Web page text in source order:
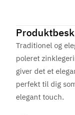
Traditionel og
poleret
giver det et
perfekt til dig
elegant touch.